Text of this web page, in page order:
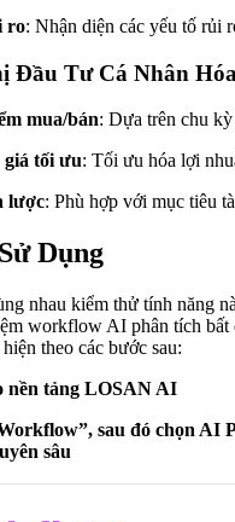
ro: Nhận diện các yếu tố rủi
Đầu Tư Cá Nhân Hóa
mua/bán: Dựa trên chu
tối ưu: Tối ưu hóa lợi
lược: Phù hợp với mục tiêu
Dụng
nhau kiểm thử tính năng
workflow AI phân tích bất
theo các bước sau:
nền tảng LOSAN AI
sau đó chọn AI
sâu